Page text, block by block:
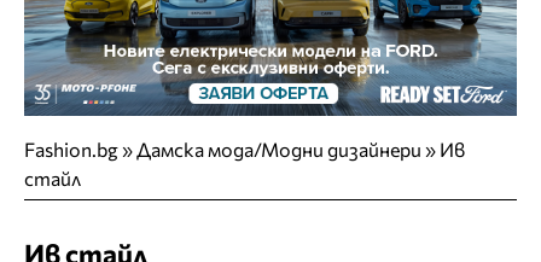
Fashion.bg»Дамска мода/Модни дизайнери » Ив
стайл
Ив стайл